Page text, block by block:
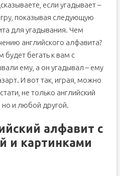
если угадывает –
показывая следующую
для угадывания. Чем
английского алфавита?
бегать к вам с
ему, а он угадывал – ему
И вот так, играя, можно
не только английский
но и любой другой.
алфавит с
и картинками